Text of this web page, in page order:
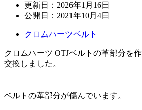
更新日： 2026年1月16日
公開日： 2021年10月4日
クロムハーツベルト
クロムハーツ OTJベルトの革部分を
交換しました。
ベルトの革部分が傷んでいます。